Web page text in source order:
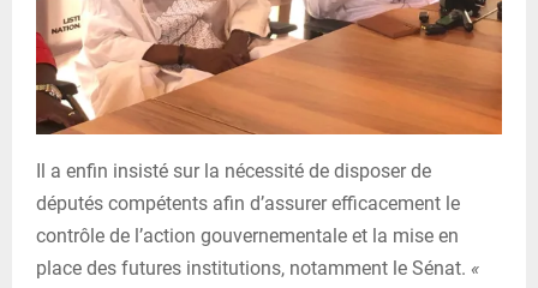
Il a enfin insisté sur la nécessité de disposer de
députés compétents afin d’assurer efficacement le
contrôle de l’action gouvernementale et la mise en
place des futures institutions, notamment le Sénat. «